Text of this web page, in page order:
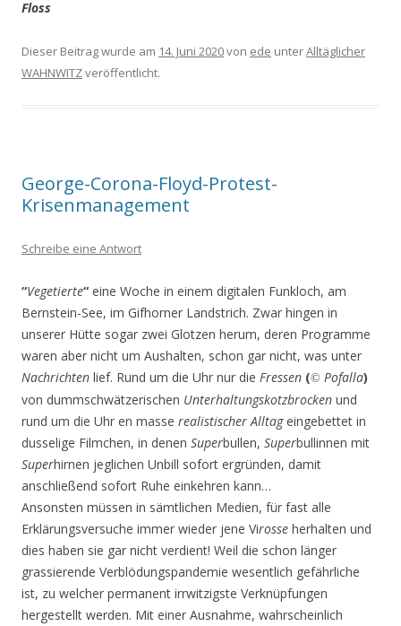
Floss
Dieser Beitrag wurde am 14. Juni 2020von ede unterAlltäglicher
WAHNWITZveröffentlicht.
George-Corona-Floyd-Protest-
Krisenmanagement
Schreibe eine Antwort
“Vegetierte“ eine Woche in einem digitalen Funkloch, am
Bernstein-See, im Gifhorner Landstrich. Zwar hingen in
unserer Hütte sogar zwei Glotzen herum, deren Programme
waren aber nicht um Aushalten, schon gar nicht, was unter
Nachrichten lief. Rund um die Uhr nur die Fressen (© Pofalla)
von dummschwätzerischen Unterhaltungskotzbrocken und
rund um die Uhr en masse realistischer Alltageingebettet in
dusselige Filmchen, in denen Superbullen, Superbullinnen mit
Superhirnen jeglichen Unbill sofort ergründen, damit
anschließend sofort Ruhe einkehren kann…
Ansonsten müssen in sämtlichen Medien, für fast alle
Erklärungsversuche immer wieder jene Virosse herhalten und
dies haben sie gar nicht verdient! Weil die schon länger
grassierende Verblödungspandemie wesentlich gefährliche
ist, zu welcher permanent irrwitzigste Verknüpfungen
hergestellt werden. Mit einer Ausnahme, wahrscheinlich